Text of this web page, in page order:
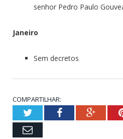
senhor Pedro Paulo
Janeiro
Sem decretos
COMPARTILHAR:
TwitterFacebook
Email